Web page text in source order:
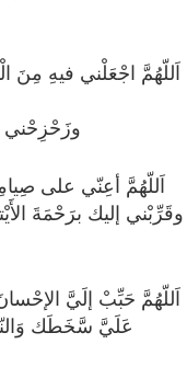
اَللّهُمَّ اجْعَلْني فيهِ مِنَ
اَللّهُمَّ أعِنّي على
وقَرِّبْني إليك برَحْمَةَ
اَللّهُمَّ حَبِّبْ إلَيَّ
عَلَيَّ سَّخَطَك